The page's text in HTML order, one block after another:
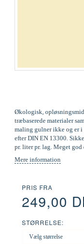
Økologisk,
træbaserede materialer
maling gulner ikke og er i
efter DIN EN 13300.
pr. liter pr. lag. Meget
Mere information
PRIS FRA
249,00
STØRRELSE: